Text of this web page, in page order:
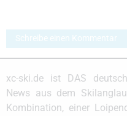
Schreibe einen Kommentar
xc-ski.de ist DAS
News aus dem
Kombination, einer